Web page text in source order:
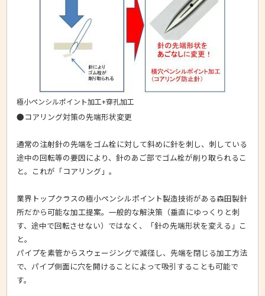
極小ペンシルポイント加工+穿孔加工
●コアリング対策の先端形状変更
通常の注射針の先端をゴム栓に対して斜めに針を刺し、刺している
途中の回転等の要因により、針のあご部でゴム栓が削り取られるこ
と。これが「コアリング」。
業界トップクラスの極小ペンシルポイント製造技術がある森田製針
所だから可能な加工提案。一般的な解決策（垂直にゆっくりと刺
す、途中で回転させない）ではなく、「針の先端形状を変える」こ
と。
パイプを素管からスウェージングで減径し、先端を閉じる加工方法
で、パイプ側面に穴を開けることによって吸引することも可能で
す。